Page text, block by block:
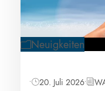
Neuigkeiten
• 20. Juli 2026•